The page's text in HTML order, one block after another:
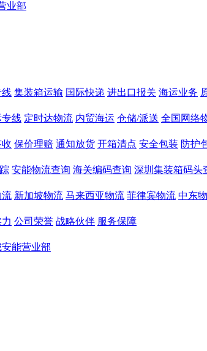
业部
线 集装箱运输 国际快递 进出口报关 海运业务
线 定时达物流 内贸海运 仓储/派送 全国网络
保价理赔 通知放货 开箱清点 安全包装 防护
安能物流查询 海关编码查询 深圳集装箱码头
流 新加坡物流 马来西亚物流 菲律宾物流 中东
公司荣誉 战略伙伴 服务保障
能营业部